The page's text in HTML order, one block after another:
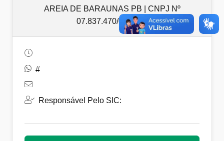
AREIA DE BARAUNAS PB | CNPJ Nº
07.837.470/0001-53
#
Responsável Pelo SIC: